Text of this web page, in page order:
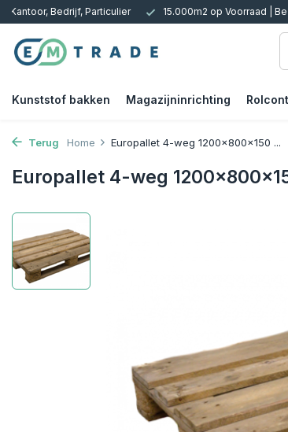
Kantoor, Bedrijf, Particulier 15.000m2 op Voorraad |
Kunststof bakken Magazijninrichting
Terug Home Europallet 4-weg 1200x800x150 ...
Europallet 4-weg